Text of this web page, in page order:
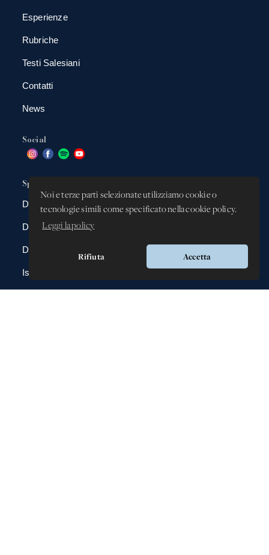
Noi e terze parti selezionate utilizziamo cookie o
tecnologie simili come specificato nella cookie policy.
Leggi la policy
Rifiuta Accetta
Esperienze
Rubriche
Testi Salesiani
Contatti
News
Social
Spazio app
DBAnima
DBContest
DBDrive
Iscrizioni